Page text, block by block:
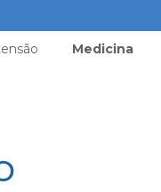
Medicina